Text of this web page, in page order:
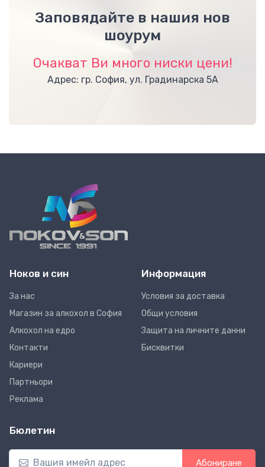
Заповядайте в нашия нов
шоурум
Очакват Ви много ниски цени!
Адрес: гр. София, ул. Градинарска 5А
Ноков и син
За нас
Магазин за алкохол в София
Алкохол на едро
Контакти
Кариери
Партньори
Реклама
Информация
Условия за доставка
Общи условия
Защита на личните данни
Бисквитки
Бюлетин
Абониране